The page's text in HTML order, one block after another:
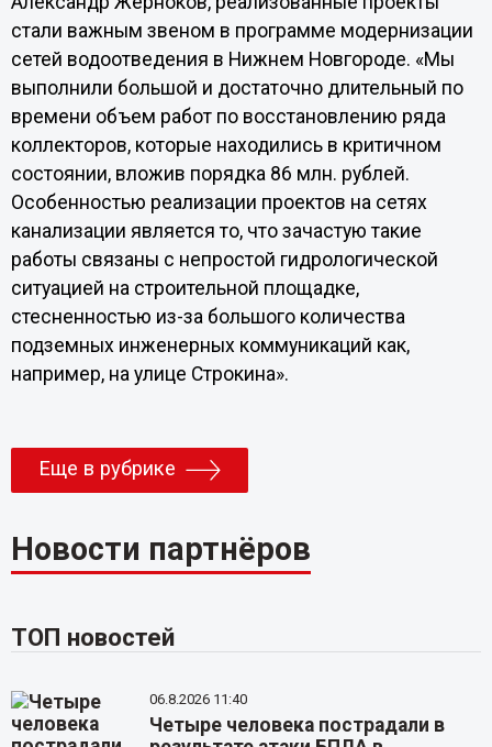
стали важным звеном в программе модернизации
сетей водоотведения в Нижнем Новгороде. «Мы
выполнили большой и достаточно длительный по
времени объем работ по восстановлению ряда
коллекторов, которые находились в критичном
состоянии, вложив порядка 86 млн. рублей.
Особенностью реализации проектов на сетях
канализации является то, что зачастую такие
работы связаны с непростой гидрологической
ситуацией на строительной площадке,
стесненностью из-за большого количества
подземных инженерных коммуникаций как,
например, на улице Строкина».
Еще в рубрике
Новости партнёров
ТОП новостей
06.8.2026 11:40
Четыре человека пострадали в